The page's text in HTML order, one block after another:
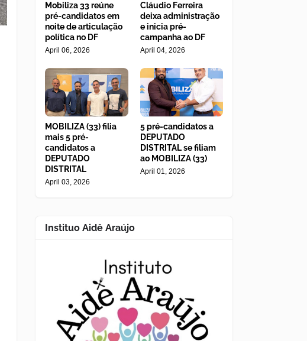
Mobiliza 33 reúne
pré-candidatos em
noite de articulação
política no DF
April 06, 2026
Cláudio Ferreira
deixa administração
e inicia pré-
campanha ao DF
April 04, 2026
MOBILIZA (33) filia
mais 5 pré-
candidatos a
DEPUTADO
DISTRITAL
April 03, 2026
5 pré-candidatos a
DEPUTADO
DISTRITAL se filiam
ao MOBILIZA (33)
April 01, 2026
Instituo Aidê Araújo